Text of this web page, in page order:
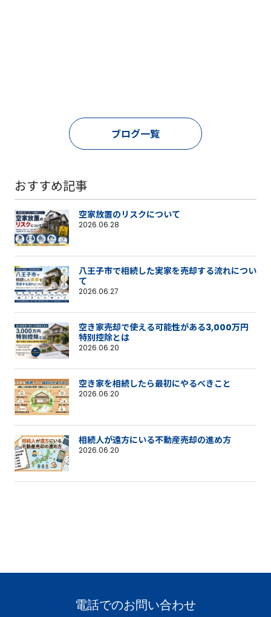
ブログ一覧
おすすめ記事
空家放置のリスクについて
2026.06.28
八王子市で相続した実家を売却する流れについ
て
2026.06.27
空き家売却で使える可能性がある3,000万円
特別控除とは
2026.06.20
空き家を相続したら最初にやるべきこと
2026.06.20
相続人が遠方にいる不動産売却の進め方
2026.06.20
電話でのお問い合わせ